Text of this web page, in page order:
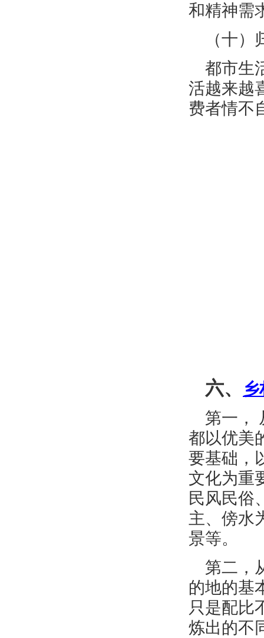
和精神需
（十
都市生
活越来越
费者情不
六、
乡
第一，
都以优美
要基础，
文化为重
民风民俗
主、傍水
景等。
第二，
的地的基
只是配比
炼出的不